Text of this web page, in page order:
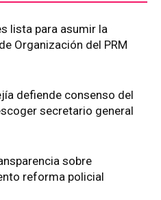
lista para asumir la
Organización del PRM
defiende consenso del
secretario general
sobre
reforma policial